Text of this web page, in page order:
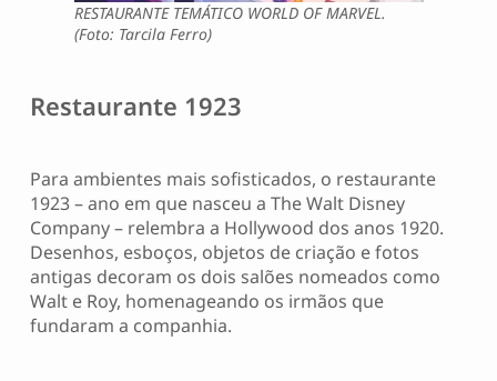
RESTAURANTE TEMÁTICO WORLD OF MARVEL.
(Foto: Tarcila Ferro)
Restaurante 1923
Para ambientes mais sofisticados, o restaurante
1923 – ano em que nasceu a The Walt Disney
Company – relembra a Hollywood dos anos 1920.
Desenhos, esboços, objetos de criação e fotos
antigas decoram os dois salões nomeados como
Walt e Roy, homenageando os irmãos que
fundaram a companhia.